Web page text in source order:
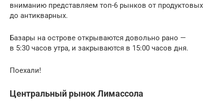
вниманию представляем топ-6 рынков от продуктовых
до антикварных.
Базары на острове открываются довольно рано —
в 5:30 часов утра, и закрываются в 15:00 часов дня.
Поехали!
Центральный рынок Лимассола